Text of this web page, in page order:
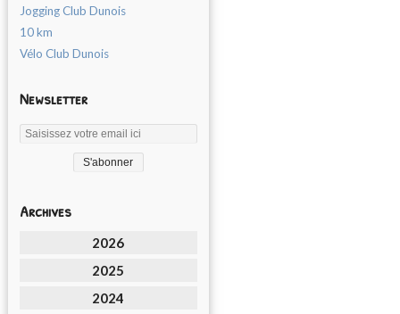
Jogging Club Dunois
10 km
Vélo Club Dunois
Newsletter
Archives
2026
2025
2024